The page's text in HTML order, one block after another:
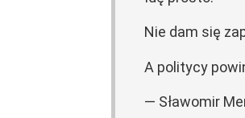
Nie dam się
A politycy
— Sławomir